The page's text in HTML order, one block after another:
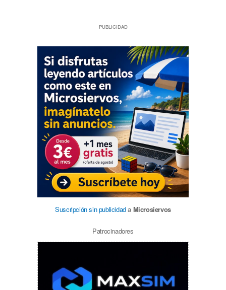
PUBLICIDAD
Suscripción sin publicidada Microsiervos
Patrocinadores